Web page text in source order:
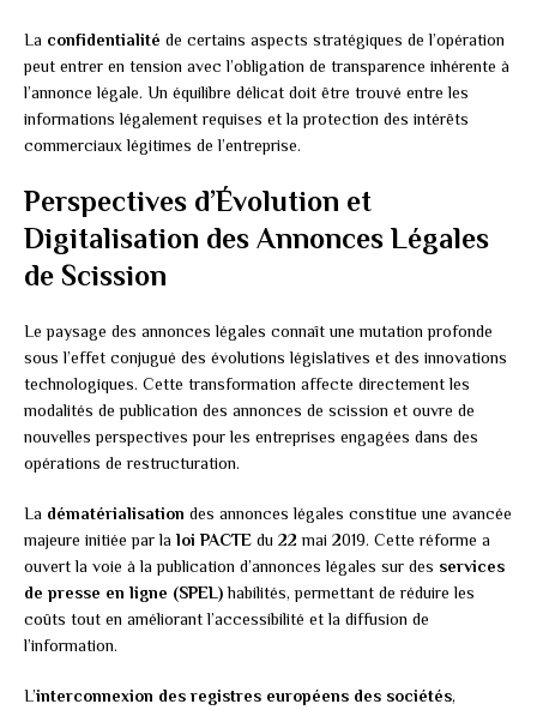
La confidentialité de certains aspects stratégiques de l’opération
peut entrer en tension avec l’obligation de transparence inhérente à
l’annonce légale. Un équilibre délicat doit être trouvé entre les
informations légalement requises et la protection des intérêts
commerciaux légitimes de l’entreprise.
Perspectives d’Évolution et
Digitalisation des Annonces Légales
de Scission
Le paysage des annonces légales connaît une mutation profonde
sous l’effet conjugué des évolutions législatives et des innovations
technologiques. Cette transformation affecte directement les
modalités de publication des annonces de scission et ouvre de
nouvelles perspectives pour les entreprises engagées dans des
opérations de restructuration.
La dématérialisation des annonces légales constitue une avancée
majeure initiée par la loi PACTE du 22 mai 2019. Cette réforme a
ouvert la voie à la publication d’annonces légales sur des services
de presse en ligne (SPEL)habilités, permettant de réduire les
coûts tout en améliorant l’accessibilité et la diffusion de
l’information.
L’interconnexion des registres européens des sociétés,